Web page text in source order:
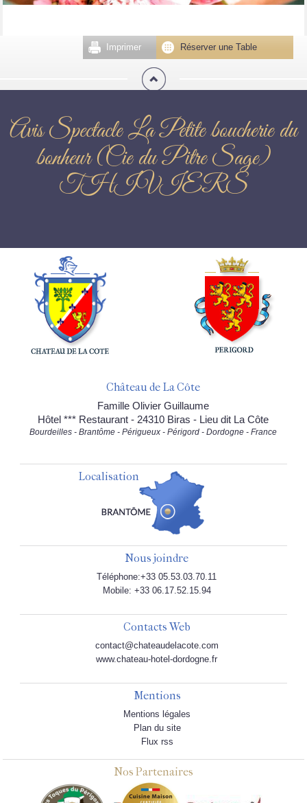
Réserver une Table
Imprimer
Avis Spectacle La Petite boucherie du
bonheur (Cie du Pitre Sage)
THIVIERS
Château de La Côte
Famille Olivier Guillaume
Hôtel *** Restaurant - 24310 Biras - Lieu dit La Côte
Bourdeilles - Brantôme - Périgueux - Périgord - Dordogne - France
Localisation
Nous joindre
Téléphone:+33 05.53.03.70.11
Mobile: +33 06.17.52.15.94
Contacts Web
contact@chateaudelacote.com
www.chateau-hotel-dordogne.fr
Mentions
Mentions légales
Plan du site
Flux rss
Nos Partenaires